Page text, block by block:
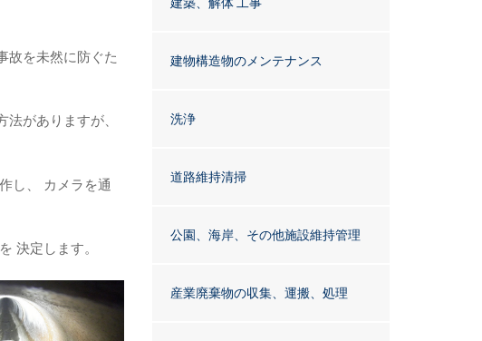
故を未然に防ぐた
がありますが、
し、 カメラを通
決定します。
建築、解体 工事
建物構造物のメンテナンス
洗浄
道路維持清掃
公園、海岸、その他施設維持管理
産業廃棄物の収集、運搬、処理